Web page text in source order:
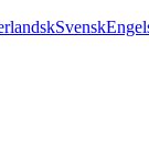
Svensk